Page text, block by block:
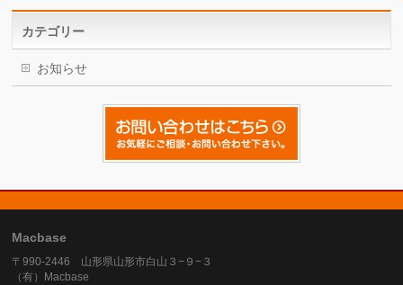
カテゴリー
お知らせ
Macbase
〒990-2446 山形県山形市白山３−９−３
（有）Macbase